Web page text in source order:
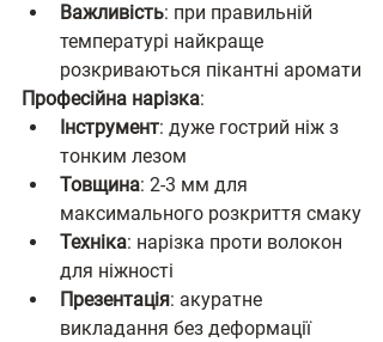
Важливість: при правильній
температурі найкраще
розкриваються пікантні аромати
Професійна нарізка:
Інструмент: дуже гострий ніж з
тонким лезом
Товщина: 2-3 мм для
максимального розкриття смаку
Техніка: нарізка проти волокон
для ніжності
Презентація: акуратне
викладання без деформації